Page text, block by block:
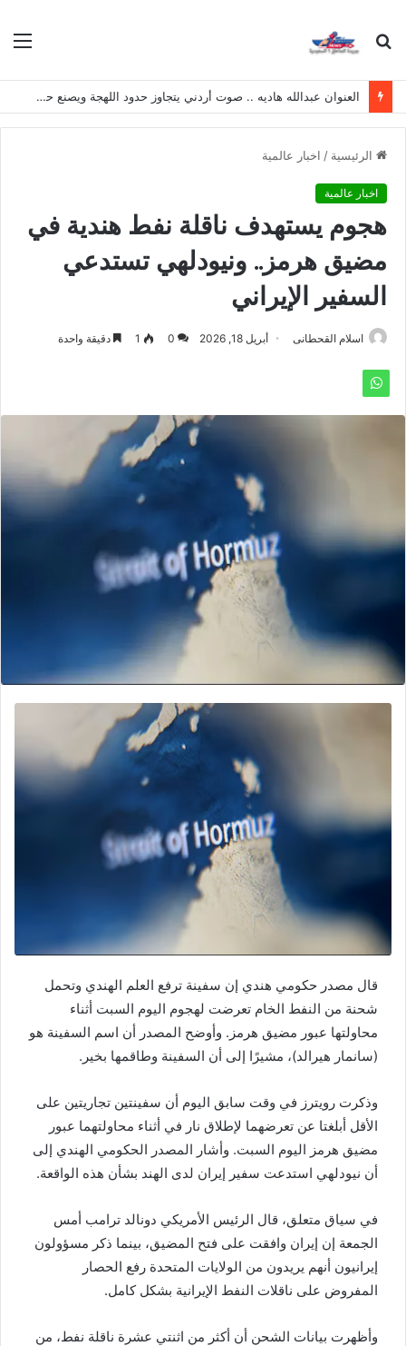
بحث
العنوان عبدالله هاديه .. صوت أردني يتجاوز حدود اللهجة ويصنع حضوره الخاص
الرئيسية / اخبار عالمية
اخبار عالمية
هجوم يستهدف ناقلة نفط هندية في
مضيق هرمز.. ونيودلهي تستدعي
السفير الإيراني
اسلام القحطانى أبريل 18, 2026 0
1 دقيقة واحدة
قال مصدر حكومي هندي إن سفينة ترفع العلم الهندي وتحمل
شحنة من النفط الخام تعرضت لهجوم اليوم السبت أثناء
محاولتها عبور مضيق هرمز. وأوضح المصدر أن اسم السفينة هو
(سانمار هيرالد)، مشيرًا إلى أن السفينة وطاقمها بخير.
وذكرت رويترز في وقت سابق اليوم أن سفينتين تجاريتين على
الأقل أبلغتا عن تعرضهما لإطلاق نار في أثناء محاولتهما عبور
مضيق هرمز اليوم السبت. وأشار المصدر الحكومي الهندي إلى
أن نيودلهي استدعت سفير إيران لدى الهند بشأن هذه الواقعة.
في سياق متعلق، قال الرئيس الأمريكي دونالد ترامب أمس
الجمعة إن إيران وافقت على فتح المضيق، بينما ذكر مسؤولون
إيرانيون أنهم يريدون من الولايات المتحدة رفع الحصار
المفروض على ناقلات النفط الإيرانية بشكل كامل.
وأظهرت بيانات الشحن أن أكثر من اثنتي عشرة ناقلة نفط، من